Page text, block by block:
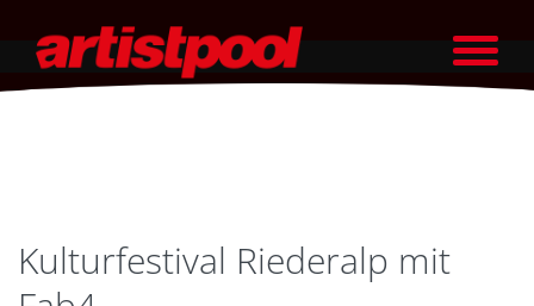
Kulturfestival Riederalp mit